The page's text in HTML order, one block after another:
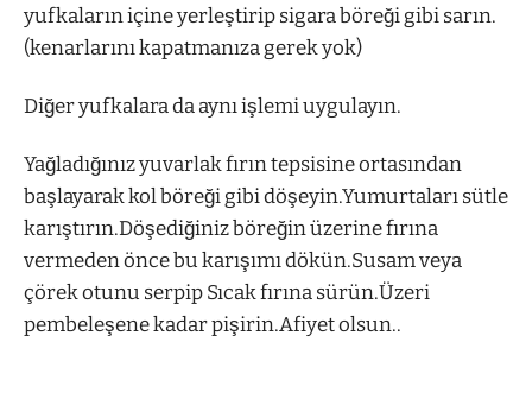
yufkaların içine yerleştirip sigara böreği gibi sarın.
(kenarlarını kapatmanıza gerek yok)
Diğer yufkalara da aynı işlemi uygulayın.
Yağladığınız yuvarlak fırın tepsisine ortasından
başlayarak kol böreği gibi döşeyin.Yumurtaları sütle
karıştırın.Döşediğiniz böreğin üzerine fırına
vermeden önce bu karışımı dökün.Susam veya
çörek otunu serpip Sıcak fırına sürün.Üzeri
pembeleşene kadar pişirin.Afiyet olsun..